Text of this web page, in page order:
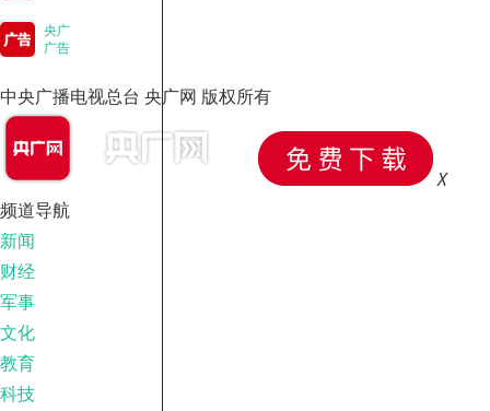
央广
广告
中央广播电视总台 央广网 版权所有
X
频道导航
新闻
财经
军事
文化
教育
科技